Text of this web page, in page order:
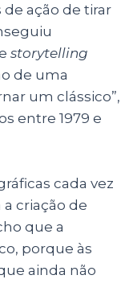
ação de tirar
storytelling
de uma
um clássico”,
entre 1979 e
cada vez
criação de
que a
porque às
ainda não